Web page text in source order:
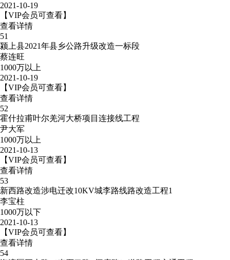
2021-10-19
【VIP会员可查看】
查看详情
51
颍上县2021年县乡公路升级改造一标段
蔡连旺
1000万以上
2021-10-19
【VIP会员可查看】
查看详情
52
霍什拉甫叶尔羌河大桥项目连接线工程
尹大军
1000万以上
2021-10-13
【VIP会员可查看】
查看详情
53
新西路改造涉电迁改10KV城李路线路改造工程1
李宝柱
1000万以下
2021-10-13
【VIP会员可查看】
查看详情
54